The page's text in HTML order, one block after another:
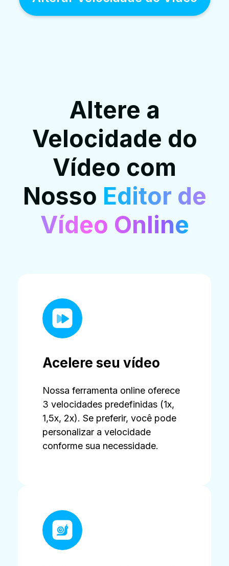
Altere a
Velocidade do
Vídeo com
Nosso Editor de
Vídeo Online
Acelere seu vídeo
Nossa ferramenta online oferece
3 velocidades predefinidas (1x,
1,5x, 2x). Se preferir, você pode
personalizar a velocidade
conforme sua necessidade.